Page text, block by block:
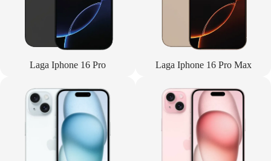
Laga Iphone 16 Pro Laga Iphone 16 Pro Max